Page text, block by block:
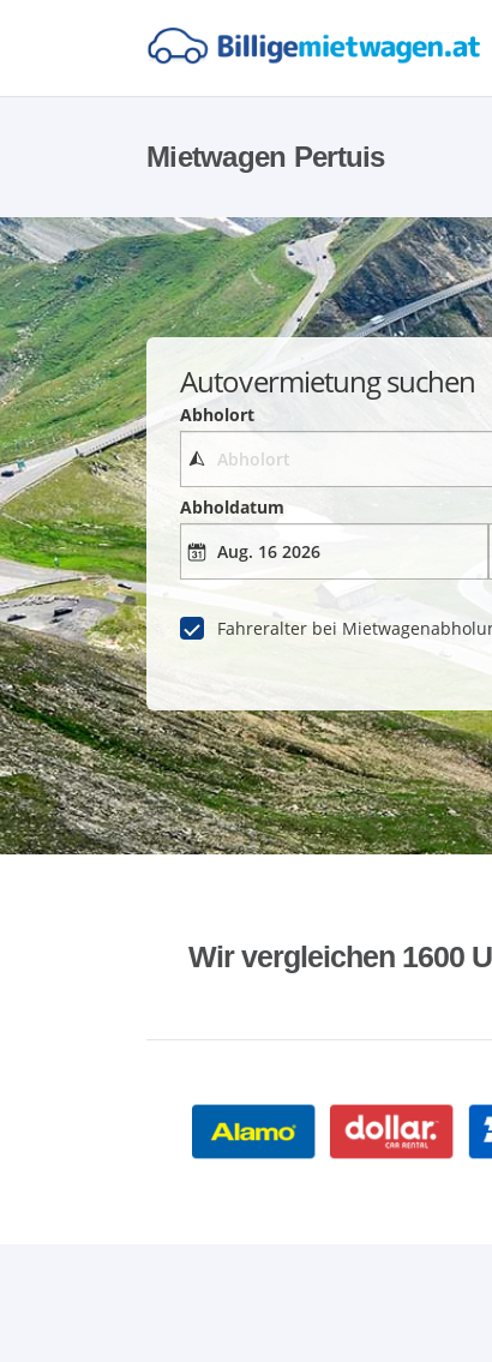
Mietwagen Pertuis
Autovermietung suchen
Abholort
Abholdatum
Fahreralter bei
Wir vergleichen 1600